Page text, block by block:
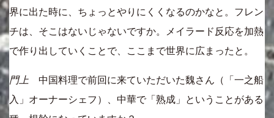
界に出た時に、ちょっとやりにくくなるのかなと。フレン
チは、そこはないじゃないですか。メイラード反応を加熱
で作り出していくことで、ここまで世界に広まったと。
門上 中国料理で前回に来ていただいた魏さん（「一之船
入」オーナーシェフ）、中華で「熟成」ということがある